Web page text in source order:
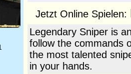
Jetzt Online Spielen:
Legendary Sniper is
follow the commands
the most talented
in your hands.